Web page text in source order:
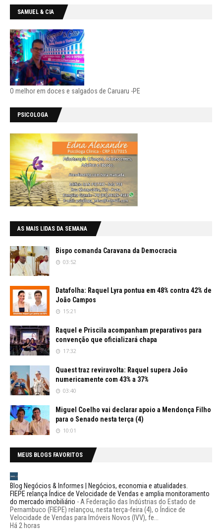
SAMUEL & CIA
O melhor em doces e salgados de Caruaru -PE
PSICOLOGA
AS MAIS LIDAS DA SEMANA
Bispo comanda Caravana da Democracia
03:52
Datafolha: Raquel Lyra pontua em 48% contra 42% de
João Campos
15:21
Raquel e Priscila acompanham preparativos para
convenção que oficializará chapa
17:32
Quaest traz reviravolta: Raquel supera João
numericamente com 43% a 37%
03:40
Miguel Coelho vai declarar apoio a Mendonça Filho
para o Senado nesta terça (4)
10:01
MEUS BLOGS FAVORITOS
Blog Negócios & Informes | Negócios, economia e atualidades.
FIEPE relança Índice de Velocidade de Vendas e amplia monitoramento
do mercado imobiliário - A Federação das Indústrias do Estado de
Pernambuco (FIEPE) relançou, nesta terça-feira (4), o Índice de
Velocidade de Vendas para Imóveis Novos (IVV), fe...
Há 2 horas